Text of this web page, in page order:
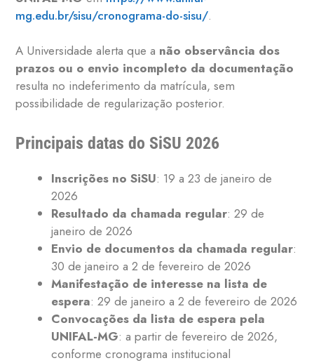
mg.edu.br/sisu/cronograma-do-sisu/.
A Universidade alerta que a não observância dos
prazos ou o envio incompleto da documentação
resulta no indeferimento da matrícula, sem
possibilidade de regularização posterior.
Principais datas do SiSU 2026
Inscrições no SiSU: 19 a 23 de janeiro de
2026
Resultado da chamada regular: 29 de
janeiro de 2026
Envio de documentos da chamada regular:
30 de janeiro a 2 de fevereiro de 2026
Manifestação de interesse na lista de
espera: 29 de janeiro a 2 de fevereiro de 2026
Convocações da lista de espera pela
UNIFAL-MG: a partir de fevereiro de 2026,
conforme cronograma institucional